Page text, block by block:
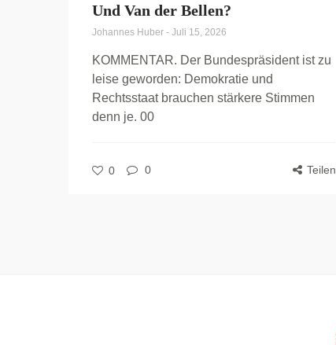
Und Van der Bellen?
Johannes Huber - Juli 15, 2026
KOMMENTAR. Der Bundespräsident ist zu
leise geworden: Demokratie und
Rechtsstaat brauchen stärkere Stimmen
denn je. 00
0 0 Teilen